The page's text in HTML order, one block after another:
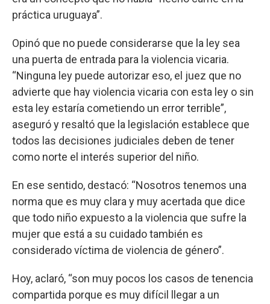
práctica uruguaya”.
Opinó que no puede considerarse que la ley sea
una puerta de entrada para la violencia vicaria.
“Ninguna ley puede autorizar eso, el juez que no
advierte que hay violencia vicaria con esta ley o sin
esta ley estaría cometiendo un error terrible”,
aseguró y resaltó que la legislación establece que
todos las decisiones judiciales deben de tener
como norte el interés superior del niño.
En ese sentido, destacó: “Nosotros tenemos una
norma que es muy clara y muy acertada que dice
que todo niño expuesto a la violencia que sufre la
mujer que está a su cuidado también es
considerado víctima de violencia de género”.
Hoy, aclaró, “son muy pocos los casos de tenencia
compartida porque es muy difícil llegar a un